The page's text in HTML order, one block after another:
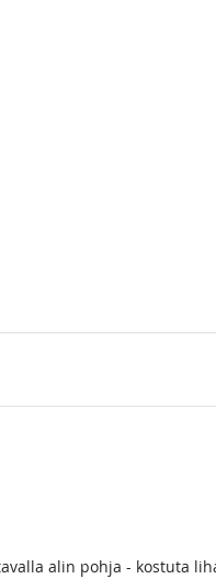
alin pohja - kostuta